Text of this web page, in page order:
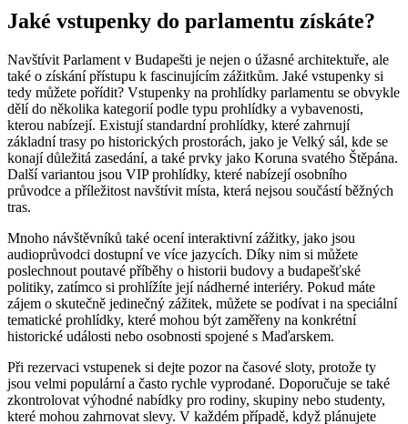
Jaké vstupenky do parlamentu získáte?
Navštívit Parlament v Budapešti je nejen o úžasné architektuře, ale
také o získání přístupu k fascinujícím zážitkům. Jaké vstupenky si
tedy můžete pořídit? Vstupenky na prohlídky parlamentu se obvykle
dělí do několika kategorií podle typu prohlídky a vybavenosti,
kterou nabízejí. Existují standardní prohlídky, které zahrnují
základní trasy po historických prostorách, jako je Velký sál, kde se
konají důležitá zasedání, a také prvky jako Koruna svatého Štěpána.
Další variantou jsou VIP prohlídky, které nabízejí osobního
průvodce a příležitost navštívit místa, která nejsou součástí běžných
tras.
Mnoho návštěvníků také ocení interaktivní zážitky, jako jsou
audioprůvodci dostupní ve více jazycích. Díky nim si můžete
poslechnout poutavé příběhy o historii budovy a budapešťské
politiky, zatímco si prohlížíte její nádherné interiéry. Pokud máte
zájem o skutečně jedinečný zážitek, můžete se podívat i na speciální
tematické prohlídky, které mohou být zaměřeny na konkrétní
historické události nebo osobnosti spojené s Maďarskem.
Při rezervaci vstupenek si dejte pozor na časové sloty, protože ty
jsou velmi populární a často rychle vyprodané. Doporučuje se také
zkontrolovat výhodné nabídky pro rodiny, skupiny nebo studenty,
které mohou zahrnovat slevy. V každém případě, když plánujete